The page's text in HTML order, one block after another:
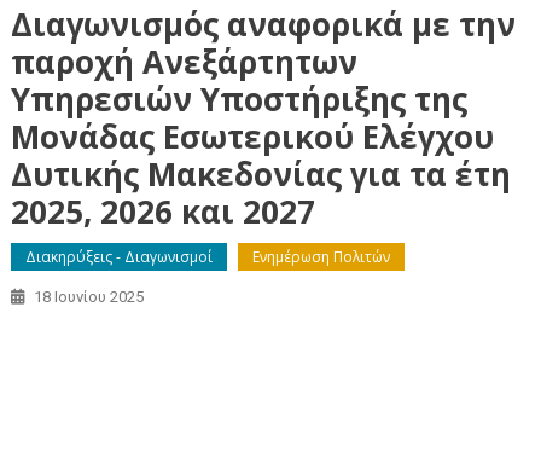
Διαγωνισμός αναφορικά με την
παροχή Ανεξάρτητων
Υπηρεσιών Υποστήριξης της
Μονάδας Εσωτερικού Ελέγχου
Δυτικής Μακεδονίας για τα έτη
2025, 2026 και 2027
Διακηρύξεις - Διαγωνισμοί Ενημέρωση Πολιτών
18 Ιουνίου 2025